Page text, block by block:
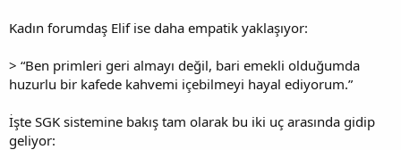
Kadın forumdaş Elif ise daha empatik yaklaşıyor:
> “Ben primleri geri almayı değil, bari emekli olduğumda
huzurlu bir kafede kahvemi içebilmeyi hayal ediyorum.”
İşte SGK sistemine bakış tam olarak bu iki uç arasında gidip
geliyor: